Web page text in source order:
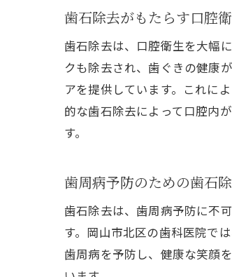
歯石除去がもたらす口腔
歯石除去は、口腔衛生を大幅
クも除去され、歯ぐきの健康
アを提供しています。これに
的な歯石除去によって口腔内
す。
歯周病予防のための歯石
歯石除去は、歯周病予防に不
す。岡山市北区の歯科医院で
歯周病を予防し、健康な笑顔